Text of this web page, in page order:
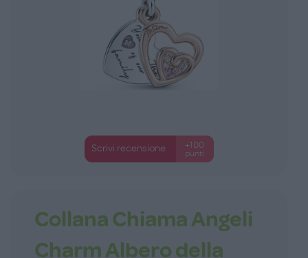
Scrivi recensione
+100
punti
Collana Chiama Angeli
Charm Albero della